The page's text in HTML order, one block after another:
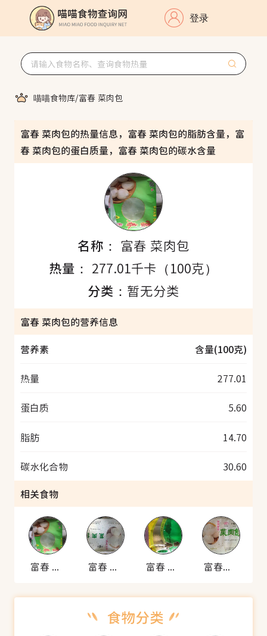
登录
喵喵食物库/富春 菜肉包
富春 菜肉包的热量信息，富春 菜肉包的脂肪含量，富
春 菜肉包的蛋白质量，富春 菜肉包的碳水含量
名称： 富春 菜肉包
热量： 277.01千卡（100克）
分类： 暂无分类
富春 菜肉包的营养信息
营养素
含量(100克)
热量 277.01
蛋白质 5.60
脂肪 14.70
碳水化合物
30.60
相关食物
富春 菜肉包 富春 菜肉包 富春 菜肉包 富春菜肉包